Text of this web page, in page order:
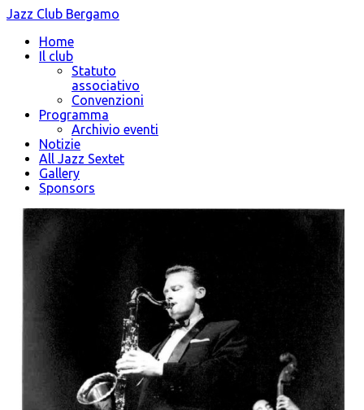
Jazz Club Bergamo
Home
Il club
Statuto
associativo
Convenzioni
Programma
Archivio eventi
Notizie
All Jazz Sextet
Gallery
Sponsors